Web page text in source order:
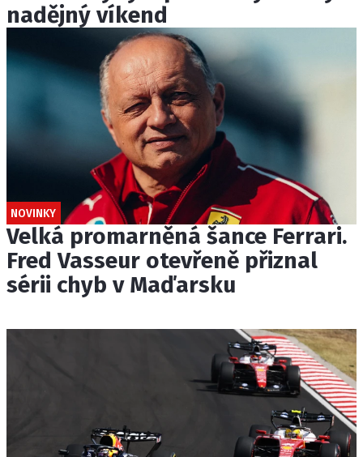
nadějný víkend
NOVINKY
Velká promarněná šance Ferrari.
Fred Vasseur otevřeně přiznal
sérii chyb v Maďarsku